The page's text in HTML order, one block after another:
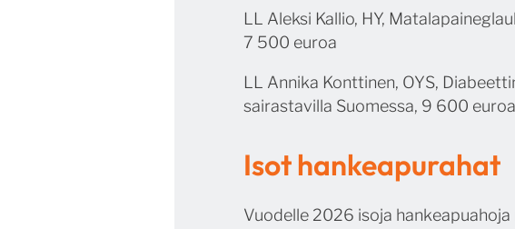
LL Aleksi Kallio, HY,
7 500 euroa
LL Annika Konttinen, OYS,
sairastavilla Suomessa, 9 600 euroa
Isot hankeapurahat
Vuodelle 2026 isoja